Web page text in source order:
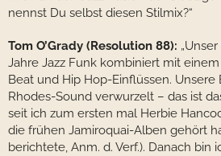
nennst Du selbst diesen Stilmix?“
Tom O’Grady (Resolution 88):
Jahre Jazz Funk kombiniert mit
Beat und Hip Hop-Einflüssen.
Rhodes-Sound verwurzelt – das ist
seit ich zum ersten mal Herbie
die frühen Jamiroquai-Alben gehört
berichtete, Anm. d. Verf.). Danach bin